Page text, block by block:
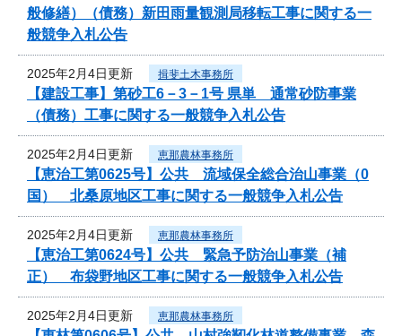
般修繕）（債務）新田雨量観測局移転工事に関する一
般競争入札公告
2025年2月4日更新 揖斐土木事務所
【建設工事】第砂工6－3－1号 県単 通常砂防事業
（債務）工事に関する一般競争入札公告
2025年2月4日更新 恵那農林事務所
【恵治工第0625号】公共 流域保全総合治山事業（0
国） 北桑原地区工事に関する一般競争入札公告
2025年2月4日更新 恵那農林事務所
【恵治工第0624号】公共 緊急予防治山事業（補
正） 布袋野地区工事に関する一般競争入札公告
2025年2月4日更新 恵那農林事務所